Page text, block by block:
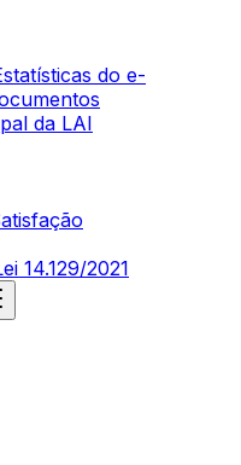
do e-
da LAI
14.129/2021